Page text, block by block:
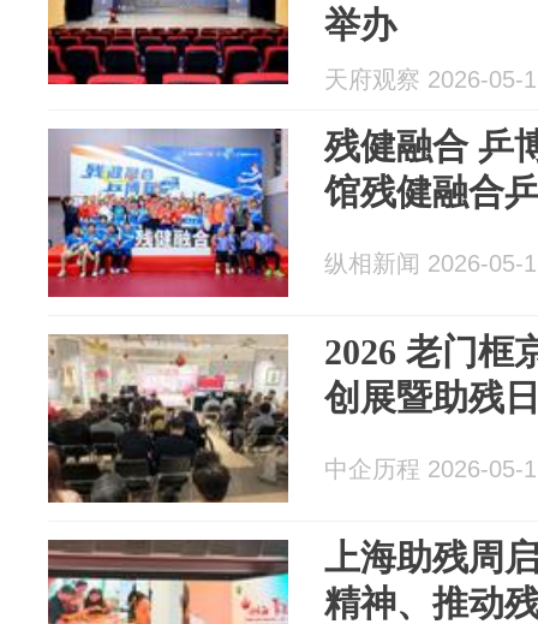
举办
天府观察 2026-05-
残健融合 乒
馆残健融合
纵相新闻 2026-05-
2026 老门框
创展暨助残
中企历程 2026-05-
上海助残周
精神、推动